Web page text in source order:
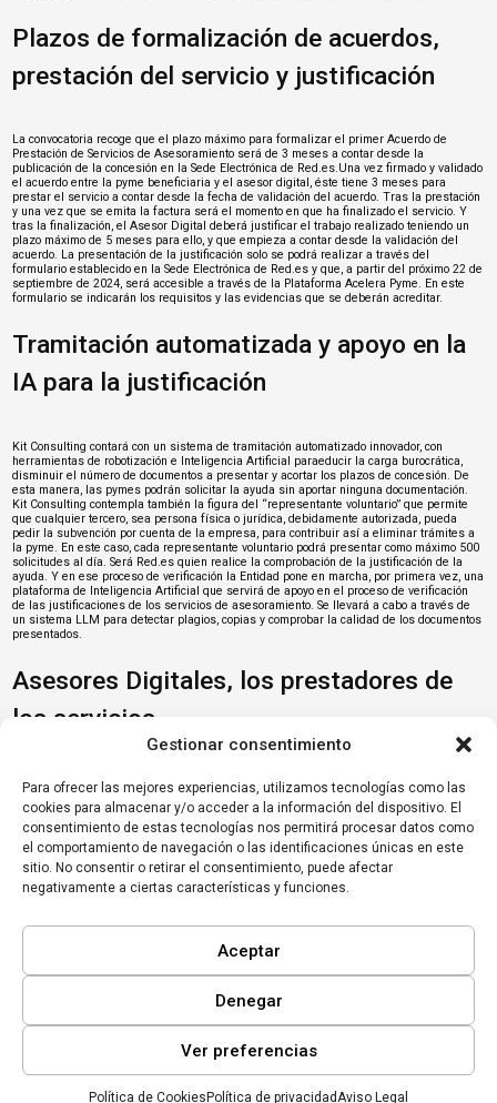
Gestionar consentimiento
Para ofrecer las mejores experiencias, utilizamos tecnologías como las
cookies para almacenar y/o acceder a la información del dispositivo. El
consentimiento de estas tecnologías nos permitirá procesar datos como
el comportamiento de navegación o las identificaciones únicas en este
sitio. No consentir o retirar el consentimiento, puede afectar
negativamente a ciertas características y funciones.
Aceptar
Denegar
Ver preferencias
Política de Cookies Política de privacidadAviso Legal
Plazos de formalización de acuerdos,
prestación del servicio y justificación
La convocatoria recoge que el plazo máximo para formalizar el primer Acuerdo de
Prestación de Servicios de Asesoramiento será de 3 meses a contar desde la
publicación de la concesión en la Sede Electrónica de Red.es.Una vez firmado y validado
el acuerdo entre la pyme beneficiaria y el asesor digital, éste tiene 3 meses para
prestar el servicio a contar desde la fecha de validación del acuerdo. Tras la prestación
y una vez que se emita la factura será el momento en que ha finalizado el servicio. Y
tras la finalización, el Asesor Digital deberá justificar el trabajo realizado teniendo un
plazo máximo de 5 meses para ello, y que empieza a contar desde la validación del
acuerdo. La presentación de la justificación solo se podrá realizar a través del
formulario establecido en la Sede Electrónica de Red.es y que, a partir del próximo 22 de
septiembre de 2024, será accesible a través de la Plataforma Acelera Pyme. En este
formulario se indicarán los requisitos y las evidencias que se deberán acreditar.
Tramitación automatizada y apoyo en la
IA para la justificación
Kit Consulting contará con un sistema de tramitación automatizado innovador, con
herramientas de robotización e Inteligencia Artificial paraeducir la carga burocrática,
disminuir el número de documentos a presentar y acortar los plazos de concesión. De
esta manera, las pymes podrán solicitar la ayuda sin aportar ninguna documentación.
Kit Consulting contempla también la figura del “representante voluntario” que permite
que cualquier tercero, sea persona física o jurídica, debidamente autorizada, pueda
pedir la subvención por cuenta de la empresa, para contribuir así a eliminar trámites a
la pyme. En este caso, cada representante voluntario podrá presentar como máximo 500
solicitudes al día. Será Red.es quien realice la comprobación de la justificación de la
ayuda. Y en ese proceso de verificación la Entidad pone en marcha, por primera vez, una
plataforma de Inteligencia Artificial que servirá de apoyo en el proceso de verificación
de las justificaciones de los servicios de asesoramiento. Se llevará a cabo a través de
un sistema LLM para detectar plagios, copias y comprobar la calidad de los documentos
presentados.
Asesores Digitales, los prestadores de
los servicios
Los Asesores Digitales serán los encargados de realizar el servicio de asesoramiento
elegido por la pyme y de guiarla en los siguientes pasos que debe dar en su proceso de
digitalización. Durante toda la vigencia del programa estará abierto el plazo de
adhesión como Asesor Digital. Para serlo, las empresas interesadas deberán haber
facturado al menos 100.000 euros en el ejercicio anterior o tener una media de ingresos
superior a este umbral en los últimos tres años, entre otros requisitos que pueden
consultar en las bases reguladoras del Programa, y en el Anuncio de Adhesión.
Próximamente, estará disponible el catálogo de Asesores Digitales en la web de
www.acelerapyme.es
Para más información no dudes en